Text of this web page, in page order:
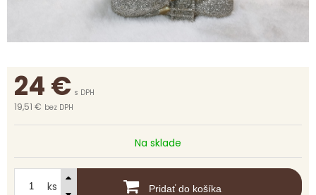
24€ s DPH
19,51 € bez DPH
Na sklade
ks Pridať do košíka